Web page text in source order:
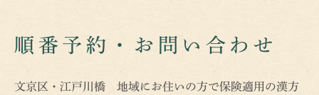
順番予約・お問い合わせ
文京区・江戸川橋 地域にお住いの方で保険適用の漢方